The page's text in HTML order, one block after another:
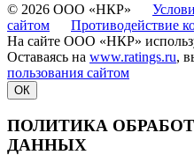
© 2026 ООО «НКР»
сайтом
Противодействие
На сайте ООО «НКР»
Оставаясь на www.ratings.ru,
пользования сайтом
ОК
ПОЛИТИКА
ДАННЫХ